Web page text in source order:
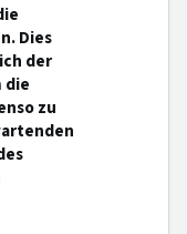
Dies
der
die
zu